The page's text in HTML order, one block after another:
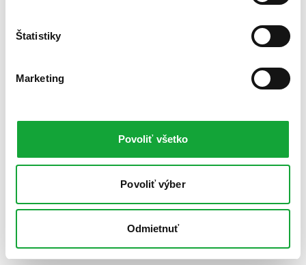
Štatistiky
Marketing
Povoliť všetko
Povoliť výber
Odmietnuť